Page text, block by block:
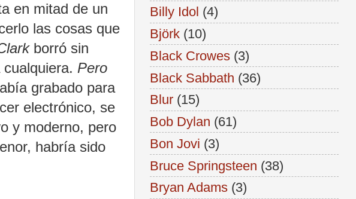
en mitad de un
las cosas que
borró sin
Pero
grabado para
electrónico, se
y moderno, pero
habría sido
Billy Idol (4)
Björk (10)
Black Crowes (3)
Black Sabbath (36)
Blur (15)
Bob Dylan (61)
Bon Jovi (3)
Bruce Springsteen (38)
Bryan Adams (3)